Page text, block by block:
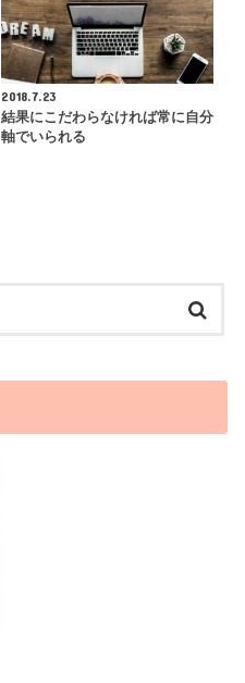
2018.7.23
結果にこだわらなければ常に自分
軸でいられる